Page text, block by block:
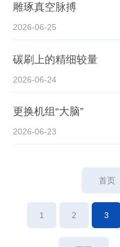
雕琢真空脉搏
2026-06-25
碳刷上的精细较量
2026-06-24
更换机组“大脑”
2026-06-23
首页
1 2 3